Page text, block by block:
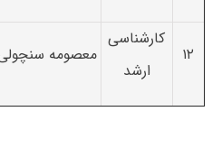
۱۲
کارشناسی
ارشد
معصومه